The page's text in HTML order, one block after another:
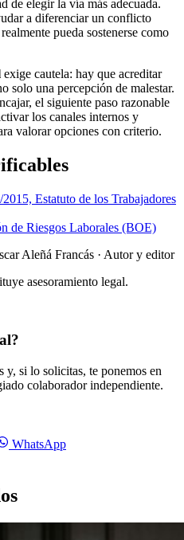
de elegir la vía más adecuada.
a diferenciar un conflicto
pueda sostenerse como
exige cautela: hay que acreditar
solo una percepción de malestar.
el siguiente paso razonable
los canales internos y
valorar opciones con criterio.
Estatuto de los Trabajadores
de Riesgos Laborales (BOE)
Aleñá Francás · Autor y editor
asesoramiento legal.
y, si lo solicitas, te ponemos en
colaborador independiente.
WhatsApp